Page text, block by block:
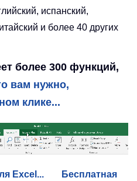
испанский,
и более 40 других
более 300 функций,
вам нужно,
клике...
Excel...
Бесплатная